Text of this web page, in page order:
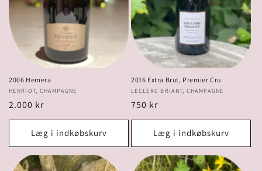
2006 Hemera
Forhandler:
HENRIOT, CHAMPAGNE
Normalpris
2.000 kr
Læg i indkøbskurv
2016 Extra Brut, Premier Cru
Forhandler:
LECLERC BRIANT, CHAMPAGNE
Normalpris
750 kr
Læg i indkøbskurv